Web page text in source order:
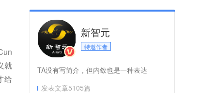
就
给
新智元
特邀作者
TA没有写简介，但内敛也是一种表达
发表文章5105篇